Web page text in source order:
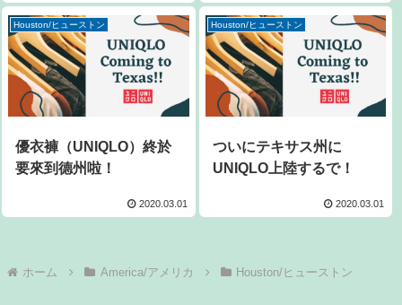
Houston/ヒューストン
優衣褲（UNIQLO）終於
要來到德州啦！
2020.03.01
Houston/ヒューストン
ついにテキサス州に
UNIQLO上陸するで！
2020.03.01
ホーム America/アメリカ Houston/ヒューストン